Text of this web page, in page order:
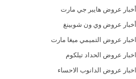
أخبار عروض هايبر جي مارت
أخبار عروض وي ون شوبينغ
اخبار عروض التميمي ميغا مارت
اخبار عروض الحداد تيلكوم
اخبار عروض الدانوب الاحساء